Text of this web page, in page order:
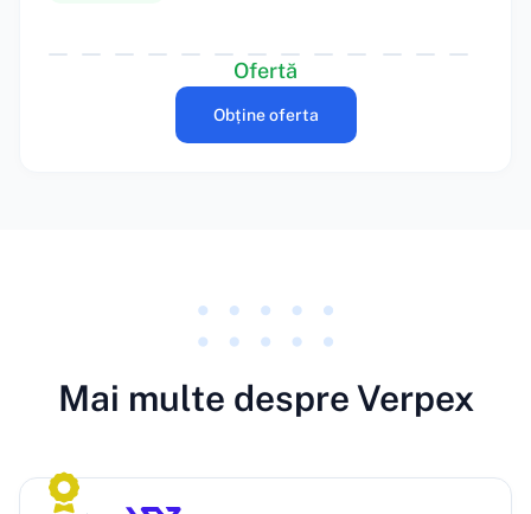
Ofertă
Obține oferta
Mai multe despre Verpex